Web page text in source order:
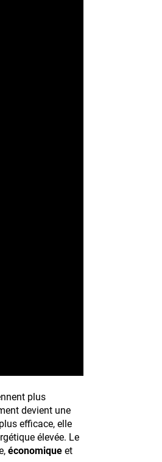
plus
devient une
efficace, elle
élevée. Le
économique et